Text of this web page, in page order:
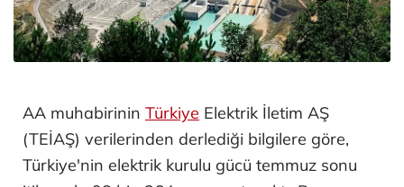
AA muhabirinin Türkiye Elektrik İletim AŞ
(TEİAŞ) verilerinden derlediği bilgilere göre,
Türkiye'nin elektrik kurulu gücü temmuz sonu